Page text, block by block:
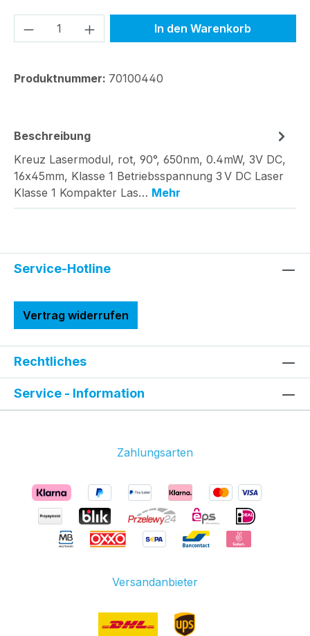
Produkt Anzahl: Gib denIn den Warenkorb
Produktnummer: 70100440
Beschreibung
Kreuz Lasermodul, rot, 90°, 650nm, 0.4mW, 3V DC,
16x45mm, Klasse 1 Betriebsspannung 3 V DC Laser
Klasse 1 Kompakter Las… Mehr
Service-Hotline
Vertrag widerrufen
Rechtliches
Service - Information
Zahlungsarten
Versandanbieter